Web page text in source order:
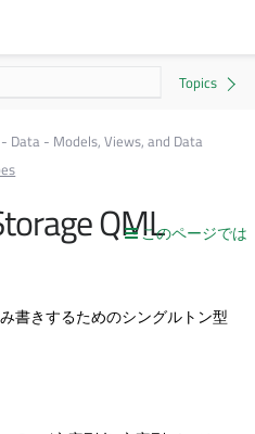
Data - Models, Views, and Data
このページでは
QML
書きするためのシングルトン型